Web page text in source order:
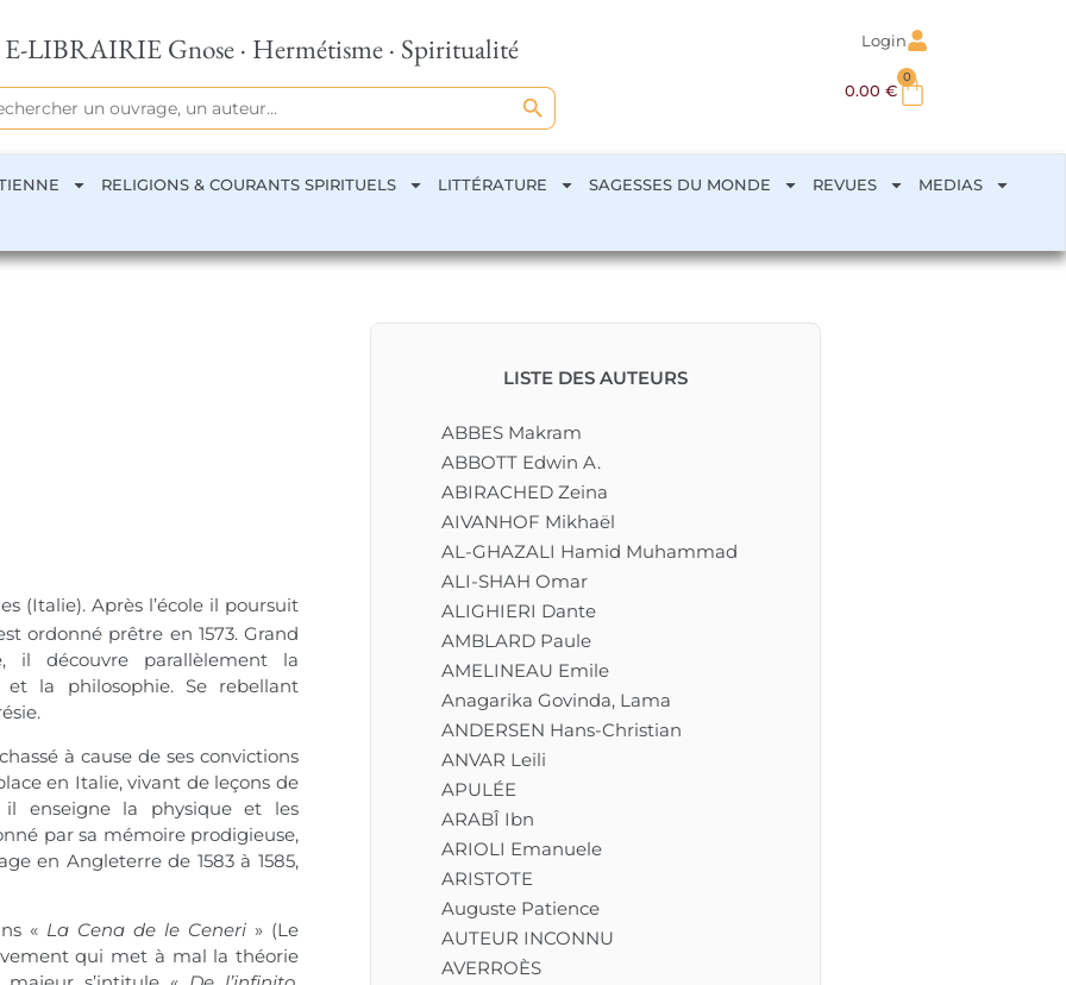
E-LIBRAIRIE Gnose · Hermétisme · Spiritualité
Search Button
Login
0.00€
0
RELIGIONS & COURANTS SPIRITUELS LITTÉRATURE SAGESSES DU MONDE REVUES
MEDIAS
(Italie). Après l’école il poursuit
ordonné prêtre en 1573. Grand
il découvre parallèlement la
et la philosophie. Se rebellant
à cause de ses convictions
en Italie, vivant de leçons de
enseigne la physique et les
par sa mémoire prodigieuse,
en Angleterre de 1583 à 1585,
« La Cena de le Ceneri» (Le
qui met à mal la théorie
LISTE DES AUTEURS
ABBES Makram
ABBOTT Edwin A.
ABIRACHED Zeina
AIVANHOF Mikhaël
AL-GHAZALI Hamid Muhammad
ALI-SHAH Omar
ALIGHIERI Dante
AMBLARD Paule
AMELINEAU Emile
Anagarika Govinda, Lama
ANDERSEN Hans-Christian
ANVAR Leili
APULÉE
ARABÎ Ibn
ARIOLI Emanuele
ARISTOTE
Auguste Patience
AUTEUR INCONNU
AVERROÈS